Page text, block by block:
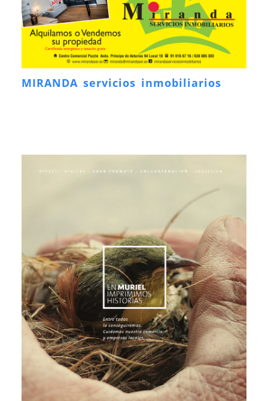
MIRANDA servicios inmobiliarios